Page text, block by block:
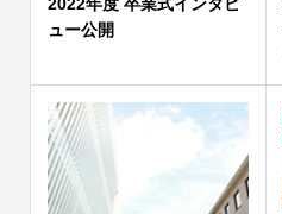
2022年度 卒業式インタビ
ュー公開